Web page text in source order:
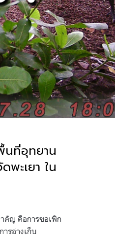
นที่อุทยาน
พะเยา ใน
คัญ คือการขอเพิก
รอ่างเก็บ